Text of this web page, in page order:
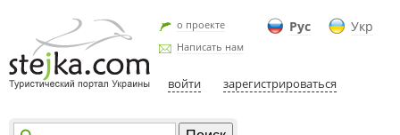
Рус Укр
о проекте
Написать нам
войти зарегистрироваться